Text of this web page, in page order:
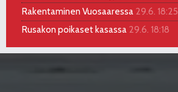
Rakentaminen Vuosaaressa 29.6. 18:25
Rusakon poikaset kasassa 29.6. 18:18